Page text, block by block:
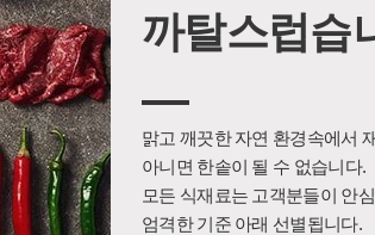
까탈스럽습
맑고 깨끗한 자연 환경속에서
아니면 한솥이 될 수 없습니다.
모든 식재료는 고객분들이 안
엄격한 기준 아래 선별됩니다.